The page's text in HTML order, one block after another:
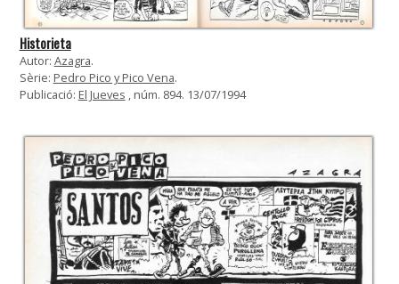
Historieta
Autor: Azagra.
Sèrie: Pedro Pico y Pico Vena.
Publicació: El Jueves , núm. 894. 13/07/1994